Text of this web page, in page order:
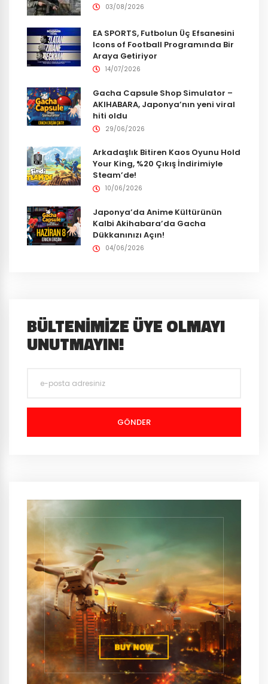
03/08/2026
EA SPORTS, Futbolun Üç Efsanesini
Icons of Football Programında Bir
Araya Getiriyor
14/07/2026
Gacha Capsule Shop Simulator –
AKIHABARA, Japonya’nın yeni viral
hiti oldu
29/06/2026
Arkadaşlık Bitiren Kaos Oyunu Hold
Your King, %20 Çıkış İndirimiyle
Steam’de!
10/06/2026
Japonya’da Anime Kültürünün
Kalbi Akihabara’da Gacha
Dükkanınızı Açın!
04/06/2026
BÜLTENIMIZE ÜYE OLMAYI
UNUTMAYIN!